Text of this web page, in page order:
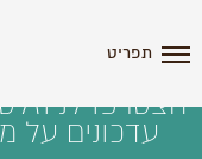
תפריט
הצטרפו
עדכונים על